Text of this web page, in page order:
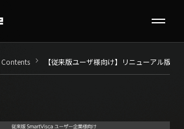
keyboard_arrow_right 【従来版ユーザ様向け】 リニューアル版